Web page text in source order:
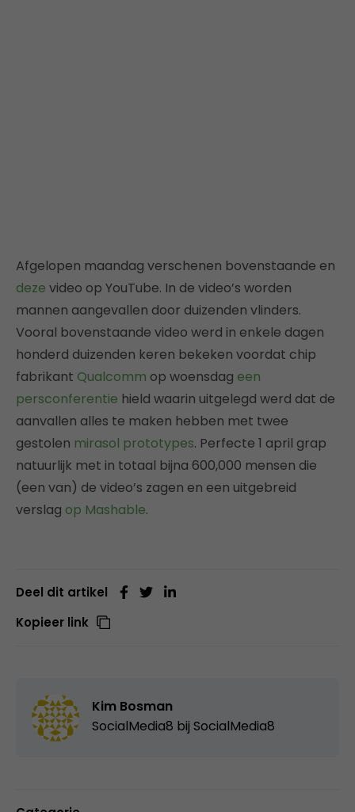
Afgelopen maandag verschenen bovenstaande en
deze video op YouTube. In de video’s worden
mannen aangevallen door duizenden vlinders.
Vooral bovenstaande video werd in enkele dagen
honderd duizenden keren bekeken voordat chip
fabrikant Qualcomm op woensdag een
persconferentie hield waarin uitgelegd werd dat de
aanvallen alles te maken hebben met twee
gestolen mirasol prototypes. Perfecte 1 april grap
natuurlijk met in totaal bijna 600,000 mensen die
(een van) de video’s zagen en een uitgebreid
verslag op Mashable.
Deel dit artikel
Kopieer link
Kim Bosman
SocialMedia8 bij SocialMedia8